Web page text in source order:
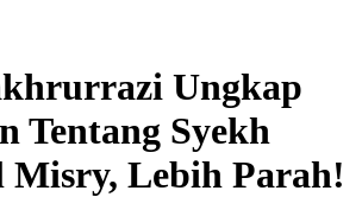
Ungkap
Tentang Syekh
Misry, Lebih Parah!